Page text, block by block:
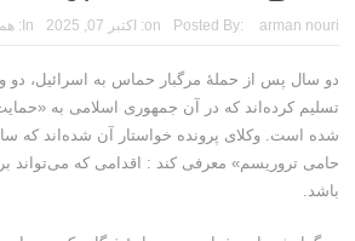
Posted By: arman nouri
on: اکتبر 07, 2025 In:
دو سال پس از حملۀ مرگبار حماس به اسرائیل،
تسلیم کرده‌اند که در آن جمهوری اسلامی به
شده است. وکلای پرونده خواستار آن شده‌اند که
حامی تروریسم» معرفی کند : اقدامی که می‌تواند
باشد.